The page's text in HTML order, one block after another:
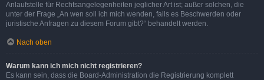
Anlaufstelle für Rechtsangelegenheiten jeglicher Art ist; außer solchen, die
unter der Frage „An wen soll ich mich wenden, falls es Beschwerden oder
juristische Anfragen zu diesem Forum gibt?“ behandelt werden.
Nach oben
Warum kann ich mich nicht registrieren?
Es kann sein, dass die Board-Administration die Registrierung komplett